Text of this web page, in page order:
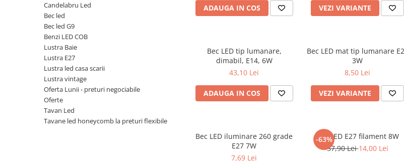
Candelabru Led
Bec led
Bec led G9
Benzi LED COB
Lustra Baie
Lustra E27
Lustra led casa scarii
Lustra vintage
Oferta Lunii - preturi negociabile
Oferte
Tavan Led
Tavane led honeycomb la preturi flexibile
ADAUGA IN COS VEZI VARIANTE
Bec LED tip lumanare,
dimabil, E14, 6W
43,10 Lei
ADAUGA IN COS
Bec LED mat tip lumanare
3W
8,50 Lei
VEZI VARIANTE
Bec LED iluminare 260 grade
E27 7W
7,69 Lei
-63%
Bec LED E27 filament 8W
37,90 Lei14,00 Lei